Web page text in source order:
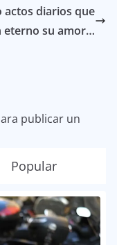
actos diarios que
eterno su amor…
publicar un
Popular